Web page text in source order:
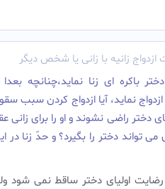
زانیه با زانی یا شخص دیگر
باکره ای زنا نماید،چنانچه بعدا
ازدواج نماید، آیا ازدواج کردن سبب
دختر راضى نشوند و او را براى زانى
تواند دختر را بگیرد؟ و حدّ زنا در
اولیاى دختر ساقط نمى شود